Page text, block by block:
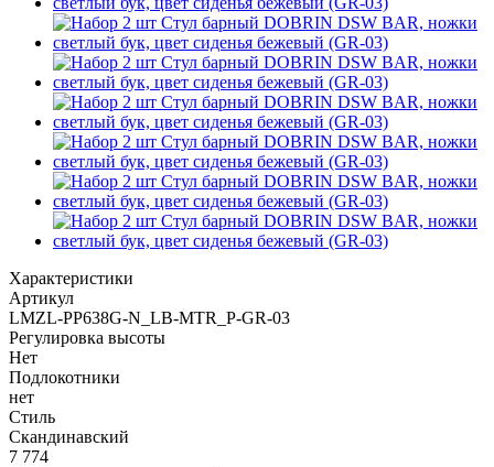
Характеристики
Артикул
LMZL-PP638G-N_LB-MTR_P-GR-03
Регулировка высоты
Нет
Подлокотники
нет
Стиль
Скандинавский
7 774